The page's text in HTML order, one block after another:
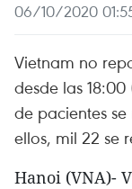
06/10/2020
Vietnam no
desde las
de pacientes
ellos, mil 22 se
Hanoi (VNA)-